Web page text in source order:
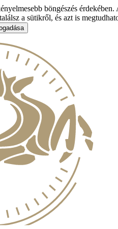
böngészés
a sütikről, és azt is